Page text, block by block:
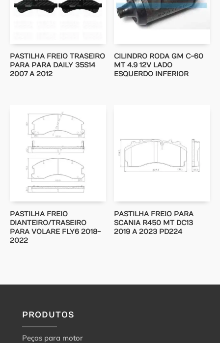
PASTILHA FREIO TRASEIRO
PARA PARA DAILY 35S14
2007 A 2012
CILINDRO RODA GM C-60
MT 4.9 12V LADO
ESQUERDO INFERIOR
PASTILHA FREIO
DIANTEIRO/TRASEIRO
PARA VOLARE FLY6 2018-
2022
PASTILHA FREIO PARA
SCANIA R450 MT DC13
2019 A 2023 PD224
PRODUTOS
Peças para motor